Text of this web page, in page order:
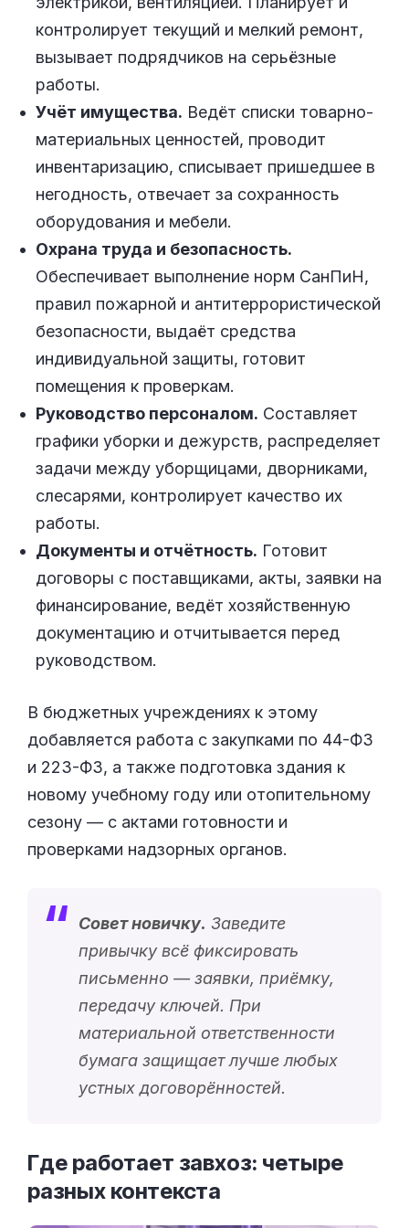
контролирует текущий и мелкий ремонт,
вызывает подрядчиков на серьёзные
работы.
Учёт имущества. Ведёт списки товарно-
материальных ценностей, проводит
инвентаризацию, списывает пришедшее в
негодность, отвечает за сохранность
оборудования и мебели.
Охрана труда и безопасность.
Обеспечивает выполнение норм СанПиН,
правил пожарной и антитеррористической
безопасности, выдаёт средства
индивидуальной защиты, готовит
помещения к проверкам.
Руководство персоналом. Составляет
графики уборки и дежурств, распределяет
задачи между уборщицами, дворниками,
слесарями, контролирует качество их
работы.
Документы и отчётность. Готовит
договоры с поставщиками, акты, заявки на
финансирование, ведёт хозяйственную
документацию и отчитывается перед
руководством.
В бюджетных учреждениях к этому
добавляется работа с закупками по 44-ФЗ
и 223-ФЗ, а также подготовка здания к
новому учебному году или отопительному
сезону — с актами готовности и
проверками надзорных органов.
Совет новичку. Заведите
привычку всё фиксировать
письменно — заявки, приёмку,
передачу ключей. При
материальной ответственности
бумага защищает лучше любых
устных договорённостей.
Где работает завхоз: четыре
разных контекста